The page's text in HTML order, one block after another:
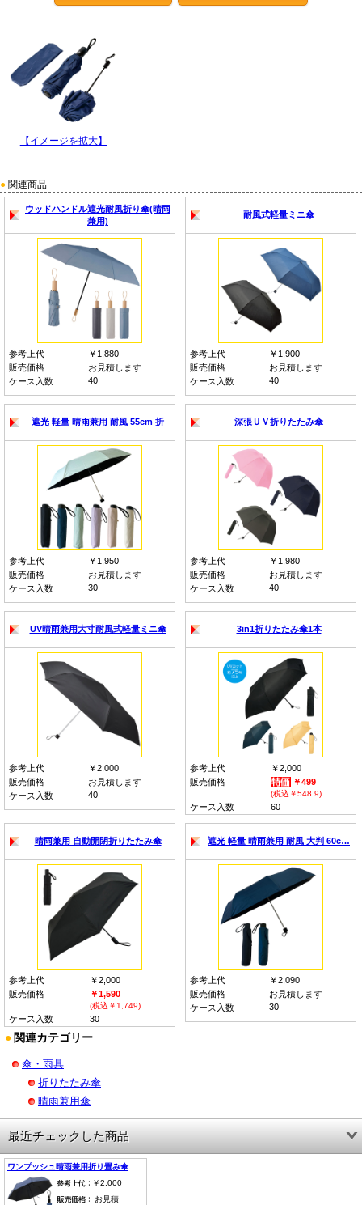
【イメージを拡大】
● 関連商品
ウッドハンドル遮光耐風折り傘(晴雨
兼用)
参考上代
￥1,880
販売価格
お見積します
ケース入数
40
耐風式軽量ミニ傘
参考上代
￥1,900
販売価格
お見積します
ケース入数
40
遮光 軽量 晴雨兼用 耐風 55cm 折
参考上代
￥1,950
販売価格
お見積します
ケース入数
30
深張ＵＶ折りたたみ傘
参考上代
￥1,980
販売価格
お見積します
ケース入数
40
UV晴雨兼用大寸耐風式軽量ミニ傘
参考上代
￥2,000
販売価格
お見積します
ケース入数
40
3in1折りたたみ傘1本
参考上代
￥2,000
販売価格
￥499
(税込￥548.9)
ケース入数 60
晴雨兼用 自動開閉折りたたみ傘
参考上代
￥2,000
販売価格
￥1,590
(税込￥1,749)
ケース入数 30
遮光 軽量 晴雨兼用 耐風 大判 60c…
参考上代
￥2,090
販売価格
お見積します
ケース入数
30
● 関連カテゴリー
傘・雨具
折りたたみ傘
晴雨兼用傘
最近チェックした商品
ワンプッシュ晴雨兼用折り畳み傘
￥2,000
お見積